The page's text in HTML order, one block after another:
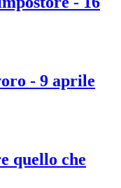
- 9 aprile
quello che